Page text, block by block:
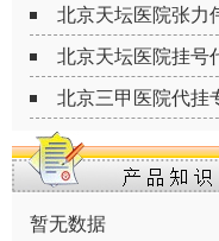
北京天坛医院张力
北京天坛医院挂号
北京三甲医院代挂
暂无数据